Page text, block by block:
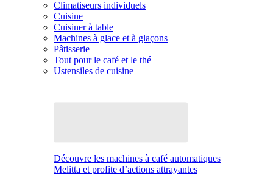
Climatiseurs individuels
Cuisine
Cuisiner à table
Machines à glace et à glaçons
Pâtisserie
Tout pour le café et le thé
Ustensiles de cuisine
Découvre les machines à café automatiques
Melitta et profite d’actions attrayantes